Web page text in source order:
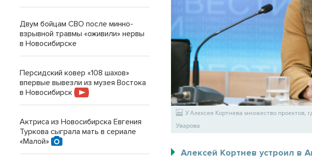
У Алексея Кортнева множество
Уварова
Алексей Кортнев устроил в
Двум бойцам СВО после минно-
взрывной травмы «оживили» нервы
в Новосибирске
Персидский ковер «108 шахов»
впервые вывезли из музея Востока
в Новосибирск
Актриса из Новосибирска Евгения
Туркова сыграла мать в сериале
«Малой»